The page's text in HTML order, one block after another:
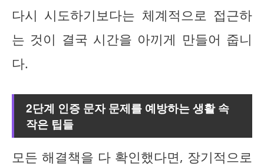
다시 시도하기보다는 체계적으로 접근하
는 것이 결국 시간을 아끼게 만들어 줍니
다.
2단계 인증 문자 문제를 예방하는 생활 속
작은 팁들
모든 해결책을 다 확인했다면, 장기적으로